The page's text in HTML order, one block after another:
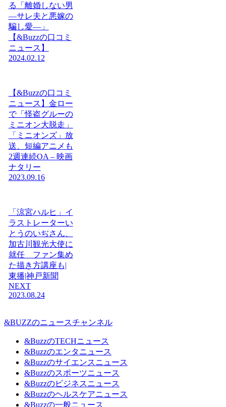
る「離婚しない男
―サレ夫と悪嫁の
騙し愛―」
【&Buzzの口コミ
ニュース】
2024.02.12
【&Buzzの口コミ
ニュース】金ロー
で「怪盗グルーの
ミニオン大脱走」
「ミニオンズ」放
送、短編アニメも
2週連続OA – 映画
ナタリー
2023.09.16
「涼宮ハルヒ」イ
ラストレーターい
とうのいぢさん、
加古川観光大使に
就任 ファン集め
た描き方講座も|
東播|神戸新聞
NEXT
2023.08.24
&BUZZのニュースチャンネル
&BuzzのTECHニュース
&Buzzのエンタニュース
&Buzzのサイエンスニュース
&Buzzのスポーツニュース
&Buzzのビジネスニュース
&Buzzのヘルスケアニュース
&Buzzの一般ニュース